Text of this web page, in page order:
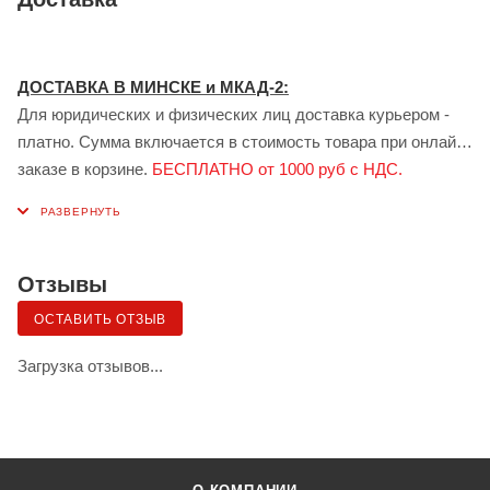
ДОСТАВКА В МИНСКЕ и МКАД-2:
Для юридических и физических лиц доставка курьером -
платно. Сумма включается в стоимость товара при онлайн
заказе в корзине. БЕСПЛАТНО от 1000 руб с НДС.
менеджером при заказе.
Доставка сервисом ЯНДЕКС:
Также возможна доставка грузов для физических лиц в
Минске и Гомеле — сервисом «Яндекс.Доставка» (клиент
Отзывы
ОСТАВИТЬ ОТЗЫВ
Загрузка отзывов...